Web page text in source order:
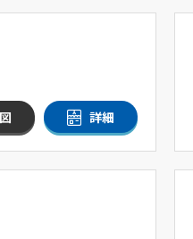
詳細